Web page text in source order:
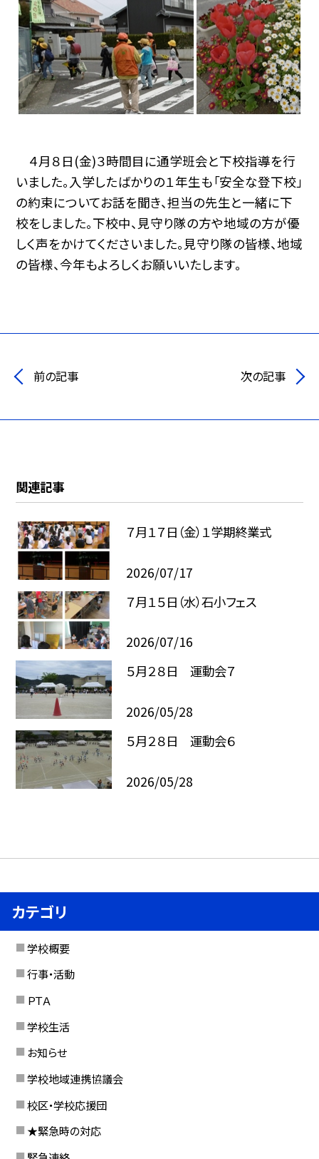
４月８日(金)３時間目に通学班会と下校指導を行
いました。入学したばかりの１年生も「安全な登下校」
の約束についてお話を聞き、担当の先生と一緒に下
校をしました。下校中、見守り隊の方や地域の方が優
しく声をかけてくださいました。見守り隊の皆様、地域
の皆様、今年もよろしくお願いいたします。
前の記事 次の記事
関連記事
７月１７日（金）１学期終業式
2026/07/17
７月１５日（水）石小フェス
2026/07/16
５月２８日 運動会７
2026/05/28
５月２８日 運動会６
2026/05/28
カテゴリ
学校概要
行事・活動
ＰＴＡ
学校生活
お知らせ
学校地域連携協議会
校区・学校応援団
★緊急時の対応